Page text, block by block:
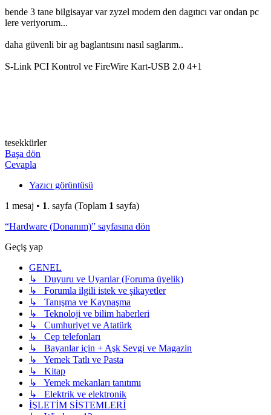
bende 3 tane bilgisayar var zyzel modem den dagıtıcı var ondan pc
lere veriyorum...
daha güvenli bir ag baglantısını nasıl saglarım..
S-Link PCI Kontrol ve FireWire Kart-USB 2.0 4+1
tesekkürler
Başa dön
Cevapla
Yazıcı görüntüsü
1 mesaj • 1. sayfa (Toplam 1 sayfa)
“Hardware (Donanım)” sayfasına dön
Geçiş yap
GENEL
↳ Duyuru ve Uyarılar (Foruma üyelik)
↳ Forumla ilgili istek ve şikayetler
↳ Tanışma ve Kaynaşma
↳ Teknoloji ve bilim haberleri
↳ Cumhuriyet ve Atatürk
↳ Cep telefonları
↳ Bayanlar için + Aşk Sevgi ve Magazin
↳ Yemek Tatlı ve Pasta
↳ Kitap
↳ Yemek mekanları tanıtımı
↳ Elektrik ve elektronik
İŞLETİM SİSTEMLERİ